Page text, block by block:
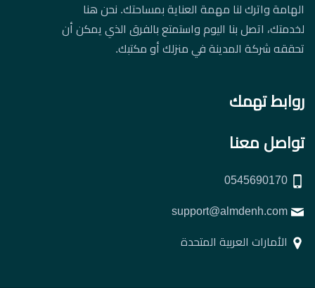
الهامة واترك لنا مهمة العناية بمساحتك. نحن هنا
لخدمتك، اتصل بنا اليوم واستمتع بالفرق الذي يمكن أن
تحققه شركة المدينة في منزلك أو مكتبك.
روابط تهمك
تواصل معنا
الأمارات العربية المتحدة